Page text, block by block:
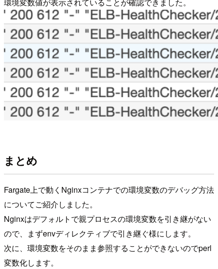
環境変数値が表示されていることが確認できました。
まとめ
Fargate上で動くNginxコンテナでの環境変数のデバッグ方法
についてご紹介しました。
Nginxはデフォルトで親プロセスの環境変数を引き継がない
ので、まずenvディレクティブで引き継ぐ様にします。
次に、環境変数をそのまま参照することができないのでperl
変数化します。